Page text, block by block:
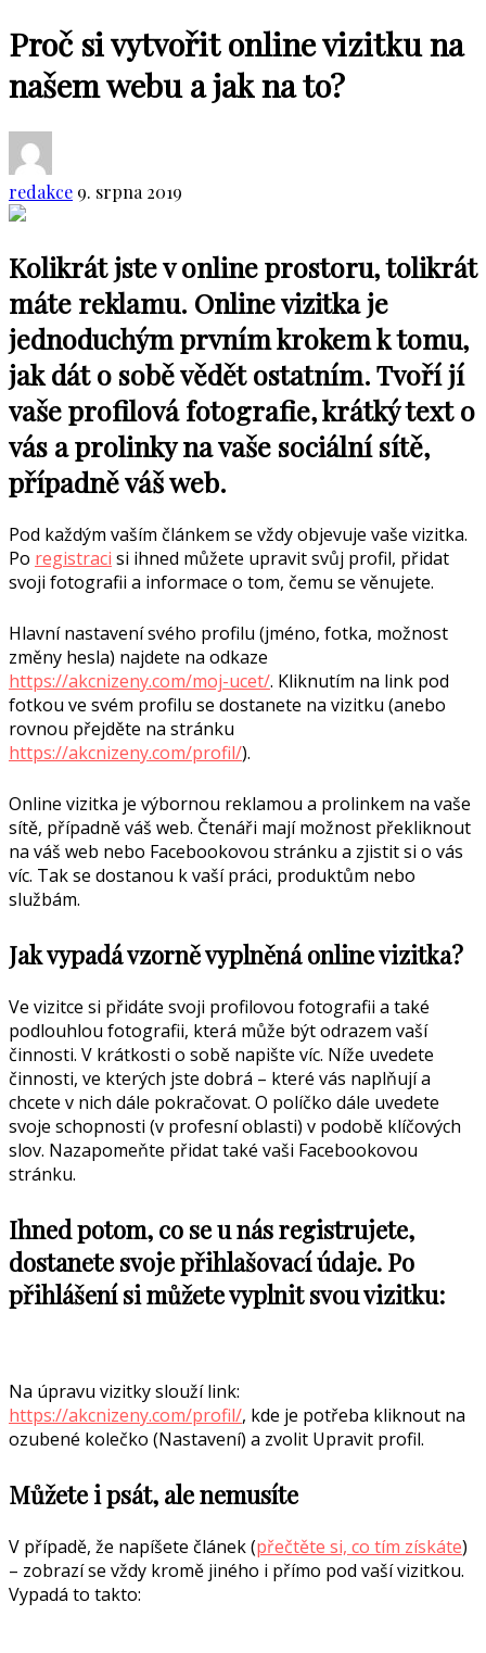
Proč si vytvořit online vizitku na
našem webu a jak na to?
redakce 9. srpna 2019
Kolikrát jste v online prostoru, tolikrát
máte reklamu. Online vizitka je
jednoduchým prvním krokem k tomu,
jak dát o sobě vědět ostatním. Tvoří jí
vaše profilová fotografie, krátký text o
vás a prolinky na vaše sociální sítě,
případně váš web.
Pod každým vaším článkem se vždy objevuje vaše vizitka.
Po registraci si ihned můžete upravit svůj profil, přidat
svoji fotografii a informace o tom, čemu se věnujete.
Hlavní nastavení svého profilu (jméno, fotka, možnost
změny hesla) najdete na odkaze
https://akcnizeny.com/moj-ucet/. Kliknutím na link pod
fotkou ve svém profilu se dostanete na vizitku (anebo
rovnou přejděte na stránku
https://akcnizeny.com/profil/).
Online vizitka je výbornou reklamou a prolinkem na vaše
sítě, případně váš web. Čtenáři mají možnost překliknout
na váš web nebo Facebookovou stránku a zjistit si o vás
víc. Tak se dostanou k vaší práci, produktům nebo
službám.
Jak vypadá vzorně vyplněná online vizitka?
Ve vizitce si přidáte svoji profilovou fotografii a také
podlouhlou fotografii, která může být odrazem vaší
činnosti. V krátkosti o sobě napište víc. Níže uvedete
činnosti, ve kterých jste dobrá – které vás naplňují a
chcete v nich dále pokračovat. O políčko dále uvedete
svoje schopnosti (v profesní oblasti) v podobě klíčových
slov. Nazapomeňte přidat také vaši Facebookovou
stránku.
Ihned potom, co se u nás registrujete,
dostanete svoje přihlašovací údaje. Po
přihlášení si můžete vyplnit svou vizitku:
Na úpravu vizitky slouží link:
https://akcnizeny.com/profil/, kde je potřeba kliknout na
ozubené kolečko (Nastavení) a zvolit Upravit profil.
Můžete i psát, ale nemusíte
V případě, že napíšete článek (přečtěte si, co tím získáte)
– zobrazí se vždy kromě jiného i přímo pod vaší vizitkou.
Vypadá to takto: